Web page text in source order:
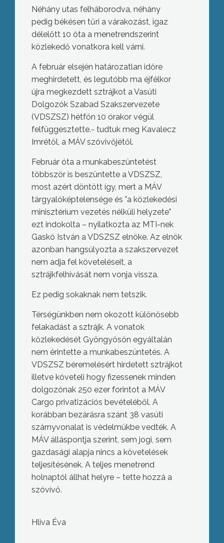
Néhány utas felháborodva, néhány
pedig békésen tűri a várakozást, igaz
délelőtt 10 óta a menetrendszerint
közlekedő vonatkora kell várni.
A február elsején határozatlan időre
meghirdetett, és legutóbb ma éjfélkor
újra megkezdett sztrájkot a Vasúti
Dolgozók Szabad Szakszervezete
(VDSZSZ) hétfőn 10 órakor végül
felfüggesztette.- tudtuk meg Kavalecz
Imrétől, a MÁV szóvivőjétől.
Február óta a munkabeszüntetést
többször is beszüntette a VDSZSZ,
most azért döntött így, mert a MÁV
tárgyalóképtelensége és "a közlekedési
minisztérium vezetés nélküli helyzete"
ezt indokolta – nyilatkozta az MTI-nek
Gaskó István a VDSZSZ elnöke. Az elnök
azonban hangsúlyozta a szakszervezet
nem adja fel követeléseit, a
sztrájkfelhívását nem vonja vissza.
Ez pedig sokaknak nem tetszik.
Térségünkben nem okozott különösebb
felakadást a sztrájk. A vonatok
közlekedését Gyöngyösön egyáltalán
nem érintette a munkabeszüntetés. A
VDSZSZ béremelésért hirdetett sztrájkot
illetve követeli hogy fizessenek minden
dolgozónak 250 ezer forintot a MÁV
Cargo privatizációs bevételéből. A
korábban bezárásra szánt 38 vasúti
szárnyvonalat is védelmükbe vedték. A
MÁV álláspontja szerint, sem jogi, sem
gazdasági alapja nincs a követelések
teljesítésének. A teljes menetrend
holnaptól állhat helyre – tette hozzá a
szóvívő.
Hliva Éva